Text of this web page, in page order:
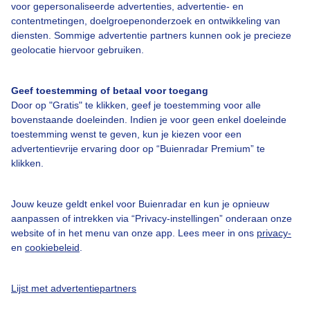
voor gepersonaliseerde advertenties, advertentie- en
contentmetingen, doelgroepenonderzoek en ontwikkeling van
diensten. Sommige advertentie partners kunnen ook je precieze
geolocatie hiervoor gebruiken.
Geef toestemming of betaal voor toegang
Door op "Gratis" te klikken, geef je toestemming voor alle
bovenstaande doeleinden. Indien je voor geen enkel doeleinde
toestemming wenst te geven, kun je kiezen voor een
advertentievrije ervaring door op “Buienradar Premium” te
klikken.
Jouw keuze geldt enkel voor Buienradar en kun je opnieuw
aanpassen of intrekken via “Privacy-instellingen” onderaan onze
website of in het menu van onze app. Lees meer in ons privacy-
en cookiebeleid
Lijst met advertentiepartners
Over Buienradar
Contact
Toegankelijkheid
Gebruikersvoorwaarden
Buienradar Team
Privacy beleid
Cookie beleid
Gratis weerdata